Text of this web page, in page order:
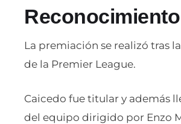
La premiación se realizó tras
de la Premier League.
Caicedo fue titular y además
del equipo dirigido por Enzo